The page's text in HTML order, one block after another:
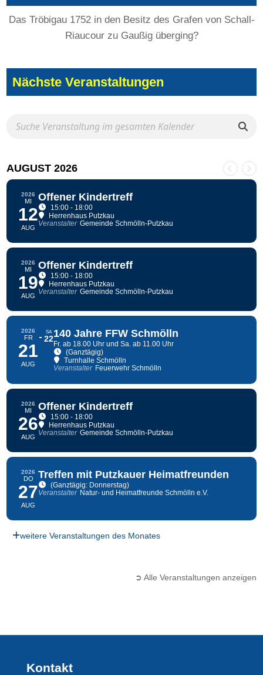
Das Tröbigau 1752 in den Besitz des Grafen von Schall-
Riaucour zu Gaußig überging?
Nächste Veranstaltungen
AUGUST 2026
2026
MI
12
AUG
Offener Kindertreff
15:00 - 18:00
Herrenhaus Putzkau
Veranstalter Gemeinde Schmölln-Putzkau
2026
MI
19
AUG
Offener Kindertreff
15:00 - 18:00
Herrenhaus Putzkau
Veranstalter Gemeinde Schmölln-Putzkau
2026
FR
21
AUG
SA
22140 Jahre FFW Schmölln
Fr. ab 18.00 Uhr und Sa. ab 11.00 Uhr
(Ganztägig)
Turnhalle Schmölln
Veranstalter Feuerwehr Schmölln
2026
MI
26
AUG
Offener Kindertreff
15:00 - 18:00
Herrenhaus Putzkau
Veranstalter Gemeinde Schmölln-Putzkau
2026
DO
27
AUG
Treffen mit Putzkauer Heimatfreunden
(Ganztägig: Donnerstag)
Veranstalter Natur- und Heimatfreunde Schmölln e.V.
weitere Veranstaltungen des Monates
➲ Alle Veranstaltungen anzeigen
Kontakt